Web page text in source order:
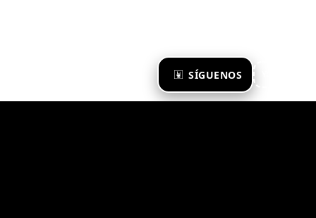
SÍGUENOS